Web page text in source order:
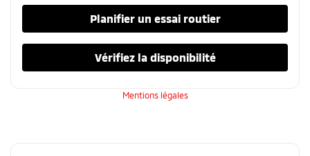
Planifier un essai routier
Vérifiez la disponibilité
Mentions légales